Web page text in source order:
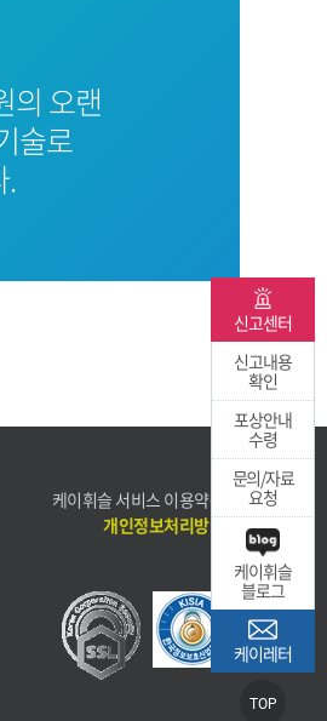
의 오랜
술로
.
신고센터
신고내용
확인
포상안내
수령
문의/자료
요청
케이휘슬
블로그
케이레터
TOP
케이휘슬 서비스 이용약관
개인정보처리방침